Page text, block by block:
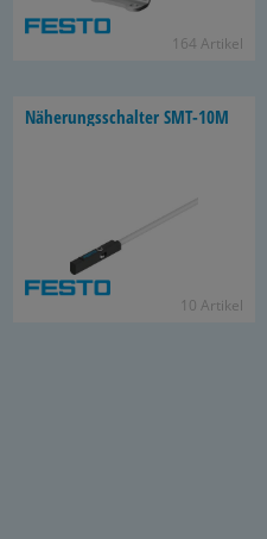
164 Ar­ti­kel
Nä­he­rungs­schal­ter SMT-​10M
10 Ar­ti­kel